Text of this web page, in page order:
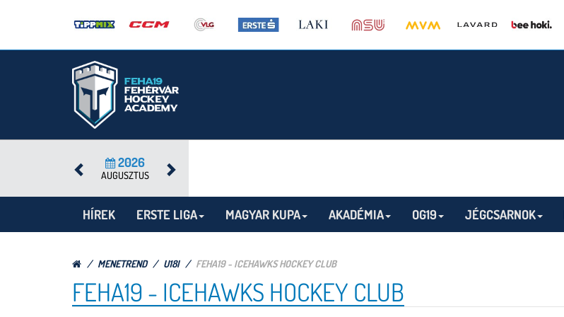
2026
AUGUSZTUS
HÍREK ERSTE LIGA MAGYAR KUPA AKADÉMIA OG19 JÉGCSARNOK
MENETREND U18I FEHA19 - ICEHAWKS HOCKEY CLUB
FEHA19 - ICEHAWKS HOCKEY CLUB